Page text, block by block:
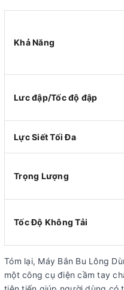
Khả Năng
Lưc đập/Tốc độ đập
Lực Siết Tối Đa
Trọng Lượng
Tốc Độ Không Tải
Tóm lại, Máy Bắn Bu Lông
một công cụ điện cầm tay